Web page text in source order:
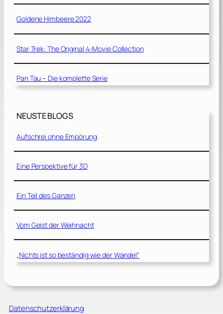
Goldene Himbeere 2022
Star Trek: The Original 4-Movie Collection
Pan Tau – Die komplette Serie
NEUSTE BLOGS
Aufschrei ohne Empörung
Eine Perspektive für 3D
Ein Teil des Ganzen
Vom Geist der Weihnacht
„Nichts ist so beständig wie der Wandel“
Datenschutzerklärung